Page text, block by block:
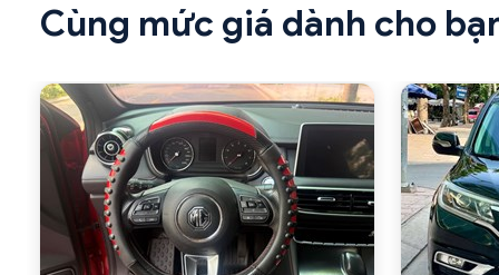
Cùng mức giá dành cho